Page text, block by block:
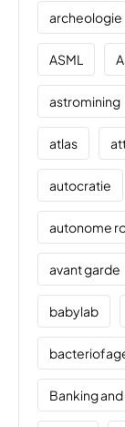
archeologie
ASML
astromining
atlas
autocratie
autonome
avant garde
babylab
Banking